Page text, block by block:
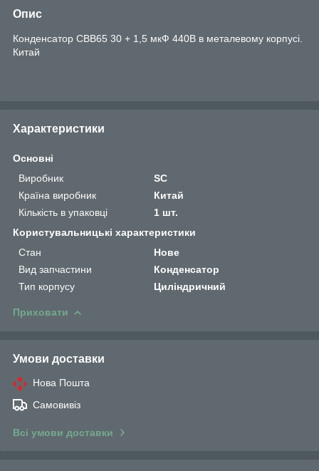
Опис
Конденсатор CBB65 30 + 1,5 мкФ 440В в металевому корпусі.
Китай
Характеристики
Основні
Виробник
SC
Країна виробник
Китай
Кількість в упаковці
1 шт.
Користувальницькі характеристики
Стан
Нове
Вид запчастини
Конденсатор
Тип корпусу
Циліндричний
Приховати
Умови доставки
Нова Пошта
Самовивіз
Всі умови доставки